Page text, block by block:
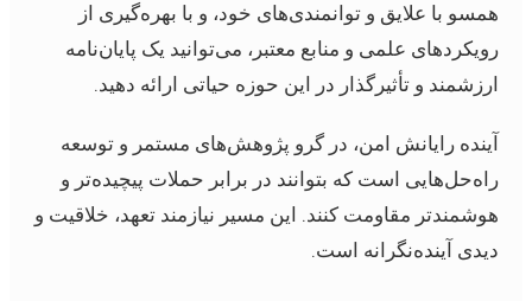
همسو با علایق و توانمندی‌های خود، و با بهره‌گیری از
رویکردهای علمی و منابع معتبر، می‌توانید یک پایان‌نامه
ارزشمند و تأثیرگذار در این حوزه حیاتی ارائه دهید.
آینده رایانش امن، در گرو پژوهش‌های مستمر و توسعه
راه‌حل‌هایی است که بتوانند در برابر حملات پیچیده‌تر و
هوشمندتر مقاومت کنند. این مسیر نیازمند تعهد، خلاقیت و
دیدی آینده‌نگرانه است.